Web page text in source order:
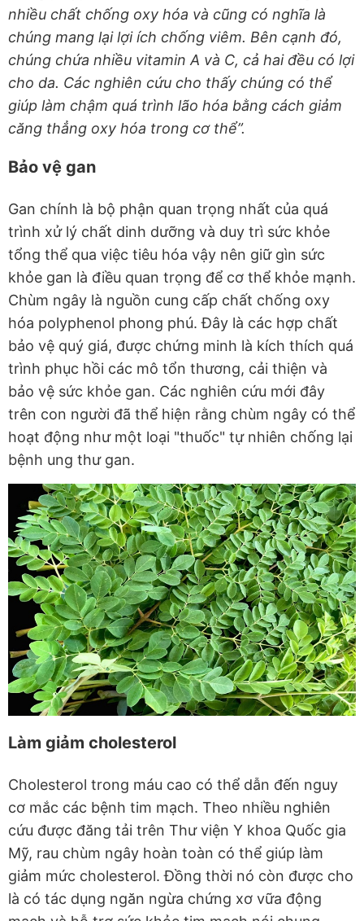
nhiều chất chống oxy hóa và cũng có nghĩa là
chúng mang lại lợi ích chống viêm. Bên cạnh đó,
chúng chứa nhiều vitamin A và C, cả hai đều có lợi
cho da. Các nghiên cứu cho thấy chúng có thể
giúp làm chậm quá trình lão hóa bằng cách giảm
căng thẳng oxy hóa trong cơ thể”.
Bảo vệ gan
Gan chính là bộ phận quan trọng nhất của quá
trình xử lý chất dinh dưỡng và duy trì sức khỏe
tổng thể qua việc tiêu hóa vậy nên giữ gìn sức
khỏe gan là điều quan trọng để cơ thể khỏe mạnh.
Chùm ngây là nguồn cung cấp chất chống oxy
hóa polyphenol phong phú. Đây là các hợp chất
bảo vệ quý giá, được chứng minh là kích thích quá
trình phục hồi các mô tổn thương, cải thiện và
bảo vệ sức khỏe gan. Các nghiên cứu mới đây
trên con người đã thể hiện rằng chùm ngây có thể
hoạt động như một loại "thuốc" tự nhiên chống lại
bệnh ung thư gan.
Làm giảm cholesterol
Cholesterol trong máu cao có thể dẫn đến nguy
cơ mắc các bệnh tim mạch. Theo nhiều nghiên
cứu được đăng tải trên Thư viện Y khoa Quốc gia
Mỹ, rau chùm ngây hoàn toàn có thể giúp làm
giảm mức cholesterol. Đồng thời nó còn được cho
là có tác dụng ngăn ngừa chứng xơ vữa động